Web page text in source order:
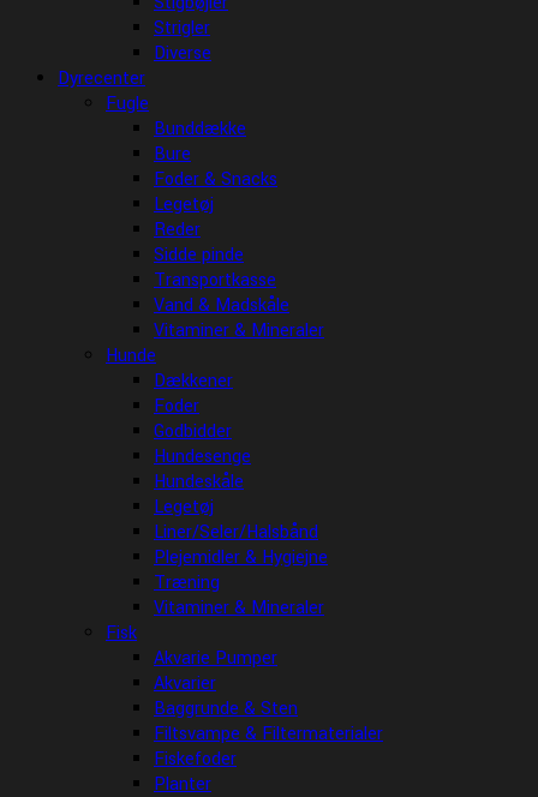
Strigler
Diverse
Dyrecenter
Fugle
Bunddække
Bure
Foder & Snacks
Legetøj
Reder
Sidde pinde
Transportkasse
Vand & Madskåle
Vitaminer & Mineraler
Hunde
Dækkener
Foder
Godbidder
Hundesenge
Hundeskåle
Legetøj
Liner/Seler/Halsbånd
Plejemidler & Hygiejne
Træning
Vitaminer & Mineraler
Fisk
Akvarie Pumper
Akvarier
Baggrunde & Sten
Filtsvampe & Filtermaterialer
Fiskefoder
Planter